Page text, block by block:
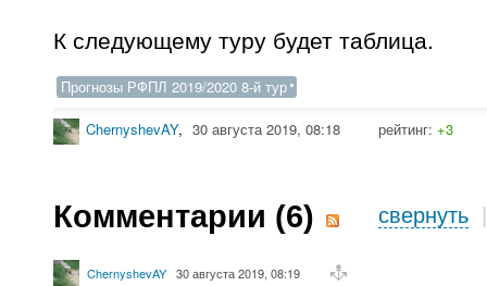
К следующему туру будет таблица.
Прогнозы РФПЛ 2019/2020 8-й тур
ChernyshevAY, 30 августа 2019, 08:18 рейтинг: +3
Комментарии (6) свернуть
ChernyshevAY 30 августа 2019, 08:19